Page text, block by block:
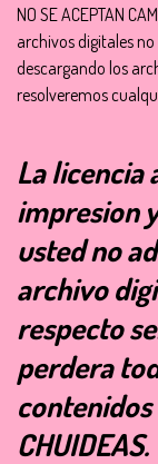
NO SE ACEPTAN
archivos digitales
descargando los
resolveremos
La licencia
impresion
usted no
archivo
respecto
perdera
CHUIDEAS.